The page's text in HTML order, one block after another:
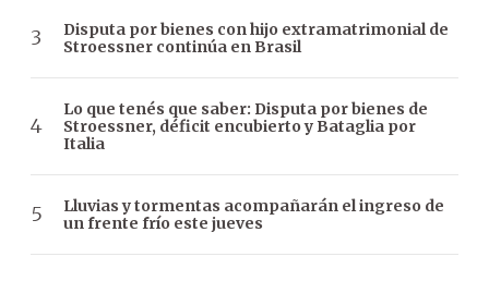
Disputa por bienes con hijo extramatrimonial de
Stroessner continúa en Brasil
Lo que tenés que saber: Disputa por bienes de
Stroessner, déficit encubierto y Bataglia por
Italia
Lluvias y tormentas acompañarán el ingreso de
un frente frío este jueves